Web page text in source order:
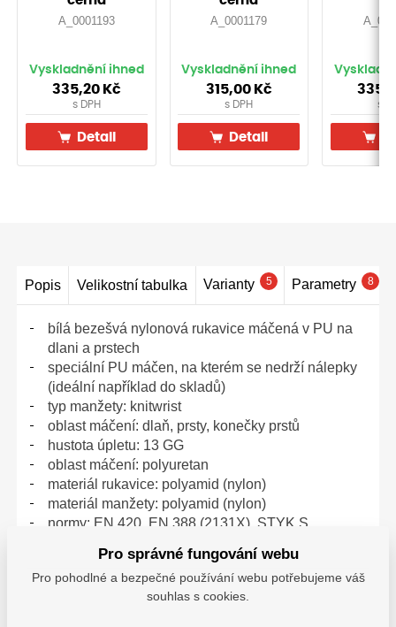
A_0001193
Vyskladnění ihned
335,20 Kč
s DPH
Detail
A_0001179
Vyskladnění ihned
315,00 Kč
s DPH
Detail
s
Popis Velikostní tabulka Varianty 5 Parametry 8
bílá bezešvá nylonová rukavice máčená v PU na
dlani a prstech
speciální PU máčen, na kterém se nedrží nálepky
(ideální například do skladů)
typ manžety: knitwrist
oblast máčení: dlaň, prsty, konečky prstů
hustota úpletu: 13 GG
oblast máčení: polyuretan
materiál rukavice: polyamid (nylon)
materiál manžety: polyamid (nylon)
normy: EN 420, EN 388 (2131X), STYK S
0108025299
Pro správné fungování webu
Pro pohodlné a bezpečné používání webu potřebujeme váš
souhlas s cookies.